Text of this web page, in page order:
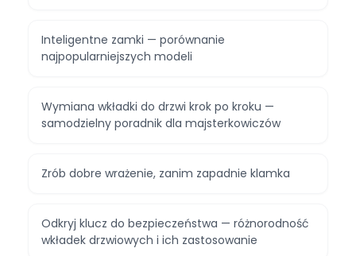
Inteligentne zamki — porównanie
najpopularniejszych modeli
Wymiana wkładki do drzwi krok po kroku —
samodzielny poradnik dla majsterkowiczów
Zrób dobre wrażenie, zanim zapadnie klamka
Odkryj klucz do bezpieczeństwa — różnorodność
wkładek drzwiowych i ich zastosowanie